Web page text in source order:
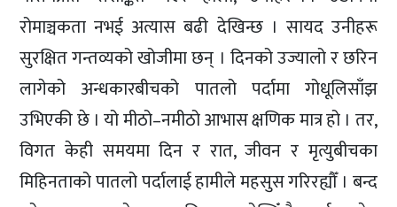
रोमाञ्चकता नभई अत्यास बढी देखिन्छ । सायद उनीहरू
सुरक्षित गन्तव्यको खोजीमा छन् । दिनको उज्यालो र छरिन
लागेको अन्धकारबीचको पातलो पर्दामा गोधूलिसाँझ
उभिएकी छे । यो मीठो–नमीठो आभास क्षणिक मात्र हो । तर,
विगत केही समयमा दिन र रात, जीवन र मृत्युबीचका
मिहिनताको पातलो पर्दालाई हामीले महसुस गरिरह्यौँ । बन्द